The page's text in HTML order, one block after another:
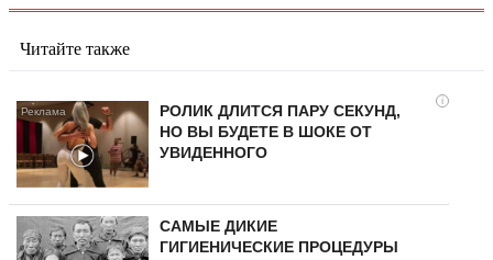
Читайте также
i
РОЛИК ДЛИТСЯ ПАРУ СЕКУНД,
НО ВЫ БУДЕТЕ В ШОКЕ ОТ
УВИДЕННОГО
САМЫЕ ДИКИЕ
ГИГИЕНИЧЕСКИЕ ПРОЦЕДУРЫ